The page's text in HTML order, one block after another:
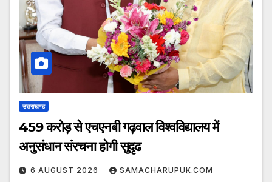
उत्तराखण्ड
459 करोड़ से एचएनबी गढ़वाल विश्वविद्यालय में
अनुसंधान संरचना होगी सुदृढ
6 AUGUST 2026 SAMACHARUPUK.COM